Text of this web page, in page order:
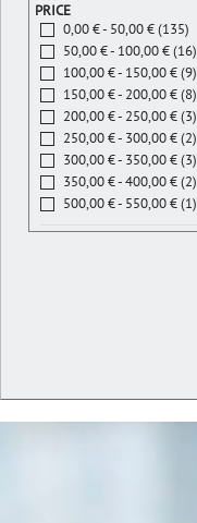
PRICE
0,00 € - 50,00 € (135)
50,00 € - 100,00 € (16)
100,00 € - 150,00 € (9)
150,00 € - 200,00 € (8)
200,00 € - 250,00 € (3)
250,00 € - 300,00 € (2)
300,00 € - 350,00 € (3)
350,00 € - 400,00 € (2)
500,00 € - 550,00 € (1)